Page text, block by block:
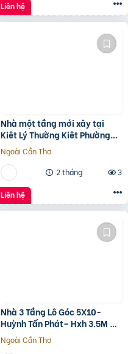
Liên hệ
Nhà một tầng mới xây tại
Kiêt Lý Thường Kiêt Phường
nam Đông Hà Quảng Trị
Ngoài Cần Thơ
2 tháng
3
Liên hệ
Nhà 3 Tầng Lô Góc 5X10-
Huỳnh Tấn Phát– Hxh 3.5M –
Kinh Doanh Tốt – Shr Hoàn
Công Đủ- Giá 3 Tỷ Hơn.
Ngoài Cần Thơ